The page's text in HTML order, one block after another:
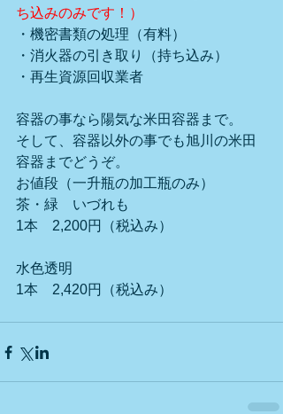
ち込みのみです！）
・機密書類の処理（有料）
・消火器の引き取り（持ち込み）
・再生資源回収業者
容器の事なら陽気な米田容器まで。
そして、容器以外の事でも旭川の米田
容器までどうぞ。
お値段（一升瓶の加工瓶のみ）
茶・緑　いづれも
1本　2,200円（税込み）
水色透明
1本　2,420円（税込み）